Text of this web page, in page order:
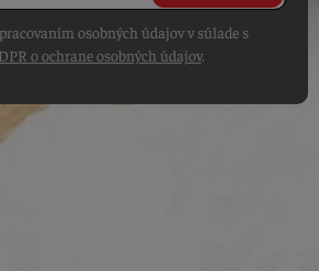
osobných údajov v súlade s
o ochrane osobných údajov.